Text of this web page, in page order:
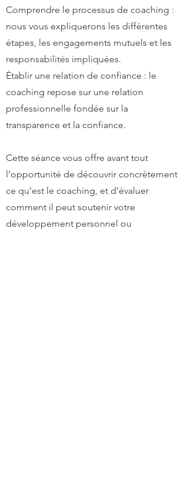
Comprendre le processus de coaching :
nous vous expliquerons les différentes
étapes, les engagements mutuels et les
responsabilités impliquées.
Établir une relation de confiance : le
coaching repose sur une relation
professionnelle fondée sur la
transparence et la confiance.
Cette séance vous offre avant tout
l’opportunité de découvrir concrètement
ce qu’est le coaching, et d’évaluer
comment il peut soutenir votre
développement personnel ou